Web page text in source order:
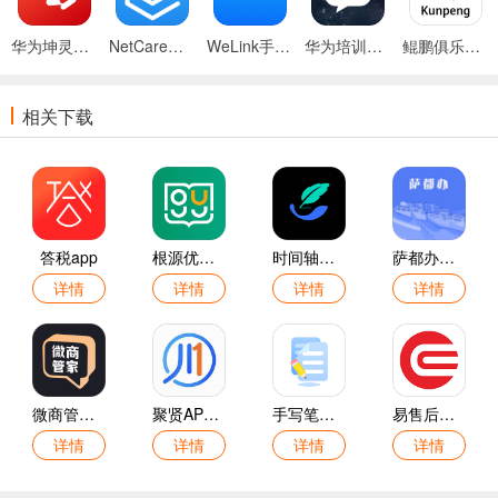
华为坤灵官网版 NetCare官网版 WeLink手机版 华为培训APP 鲲鹏俱乐部官方版
相关下载
答税app
详情
根源优课官网版
详情
时间轴记事本免费版
详情
萨都办官方版
详情
微商管家官方版
详情
聚贤APP手机版
详情
手写笔记软件官方版
详情
易售后官网版
详情